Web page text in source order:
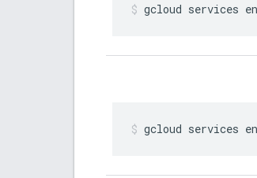
gcloud services
gcloud services